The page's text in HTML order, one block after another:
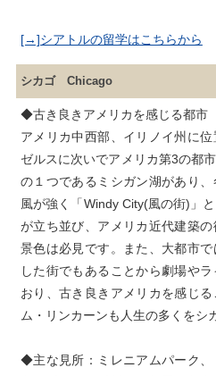
[→]シアトルの留学はこちらから
シカゴ Chicago
◆古き良きアメリカを感じる都市
アメリカ中西部、イリノイ州に
ゼルスに次いでアメリカ第3の都
の１つであるミシガン湖があり
風が強く「Windy City(風の街)」
が立ち並び、アメリカ近代建築
景色は必見です。また、大都市
した街でもあることから劇場や
おり、古き良きアメリカを感じ
ム・リンカーンも人生の多くをシ
◆主な見所：ミレニアムパーク、